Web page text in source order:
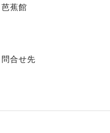
芭蕉館
問合せ先